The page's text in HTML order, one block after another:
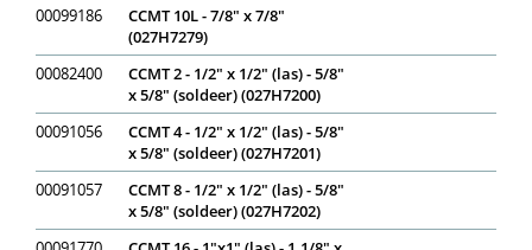
00099186
CCMT 10L - 7/8" x 7/8"
(027H7279)
00082400
CCMT 2 - 1/2" x 1/2" (las) - 5/8"
x 5/8" (soldeer) (027H7200)
00091056
CCMT 4 - 1/2" x 1/2" (las) - 5/8"
x 5/8" (soldeer) (027H7201)
00091057
CCMT 8 - 1/2" x 1/2" (las) - 5/8"
x 5/8" (soldeer) (027H7202)